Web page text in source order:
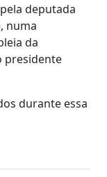
deputada
numa
da
presidente
durante essa